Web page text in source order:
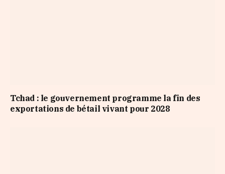
Tchad : le gouvernement programme la fin des
exportations de bétail vivant pour 2028